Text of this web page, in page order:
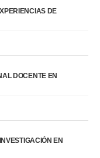
DE
DOCENTE EN
EN